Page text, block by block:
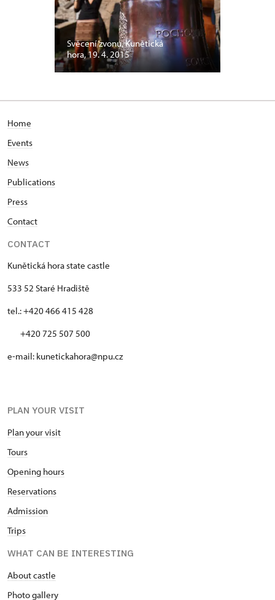
Svěcení zvonu, Kunětická
hora, 19. 4. 2015
Home
Events
News
Publications
Press
Contact
CONTACT
Kunětická hora state castle
533 52 Staré Hradiště
tel.: +420 466 415 428
+420 725 507 500
e-mail: kunetickahora@npu.cz
PLAN YOUR VISIT
Plan your visit
Tours
Opening hours
Reservations
Admission
Trips
WHAT CAN BE INTERESTING
About castle
Photo gallery